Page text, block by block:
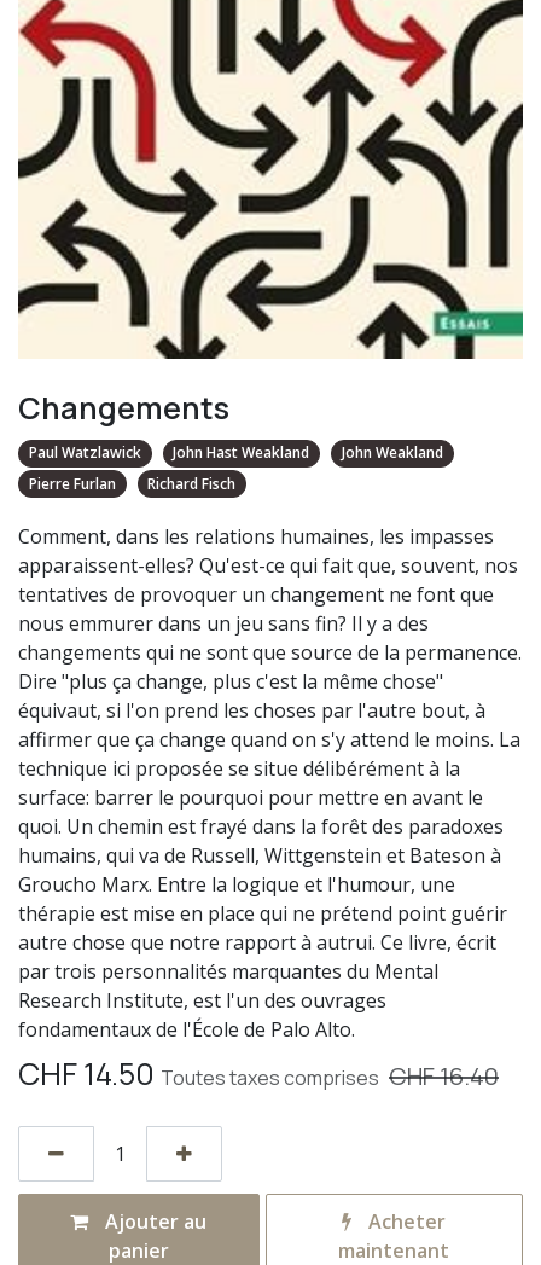
Changements
Paul Watzlawick John Hast Weakland
John Weakland
Pierre Furlan
Richard Fisch
Comment, dans les relations humaines, les impasses
apparaissent-elles? Qu'est-ce qui fait que, souvent, nos
tentatives de provoquer un changement ne font que
nous emmurer dans un jeu sans fin? Il y a des
changements qui ne sont que source de la permanence.
Dire "plus ça change, plus c'est la même chose"
équivaut, si l'on prend les choses par l'autre bout, à
affirmer que ça change quand on s'y attend le moins. La
technique ici proposée se situe délibérément à la
surface: barrer le pourquoi pour mettre en avant le
quoi. Un chemin est frayé dans la forêt des paradoxes
humains, qui va de Russell, Wittgenstein et Bateson à
Groucho Marx. Entre la logique et l'humour, une
thérapie est mise en place qui ne prétend point guérir
autre chose que notre rapport à autrui. Ce livre, écrit
par trois personnalités marquantes du Mental
Research Institute, est l'un des ouvrages
fondamentaux de l'École de Palo Alto.
CHF14.50 Toutes taxes comprises CHF16.40
Ajouter au
panier
Acheter
maintenant